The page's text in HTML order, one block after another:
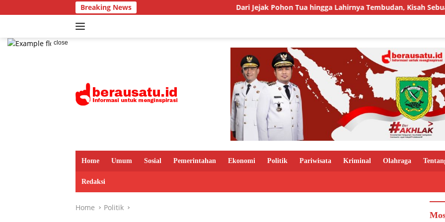
to
Breaking News Dari Jejak Pohon Tua hingga Lahirnya Tembudan, Kisah Sebuah Kampung
close
Home Umum Sosial Pemerintahan Ekonomi Politik Pariwisata Kriminal Olahraga
Redaksi
Home Politik